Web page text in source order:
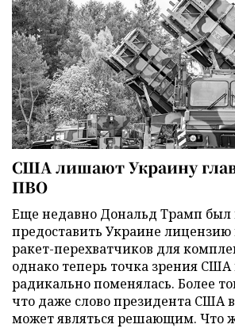
США лишают Украину
ПВО
Еще недавно Дональд Трамп был
предоставить Украине лицензию
ракет-перехватчиков для
однако теперь точка зрения США
радикально поменялась. Более
что даже слово президента США
может являться решающим. Что